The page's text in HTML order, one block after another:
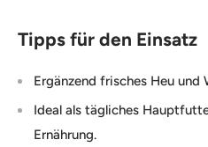
Tipps für den Einsatz
Ergänzend frisches Heu und
Ideal als tägliches
Ernährung.